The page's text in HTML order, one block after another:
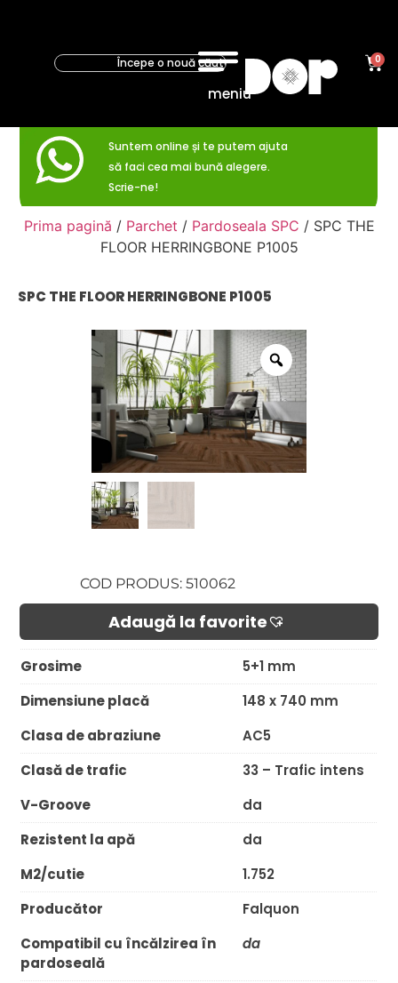
meniu
0
Suntem online și te putem ajuta
să faci cea mai bună alegere.
Scrie-ne!
Prima pagină / Parchet / Pardoseala SPC / SPC THE
FLOOR HERRINGBONE P1005
SPC THE FLOOR HERRINGBONE P1005
COD PRODUS: 510062
Adaugă la favorite​
Grosime
5+1 mm
Dimensiune placă
148 x 740 mm
Clasa de abraziune
AC5
Clasă de trafic
33 – Trafic intens
V-Groove
da
Rezistent la apă
da
M2/cutie
1.752
Producător
Falquon
Compatibil cu încălzirea în
pardoseală
da